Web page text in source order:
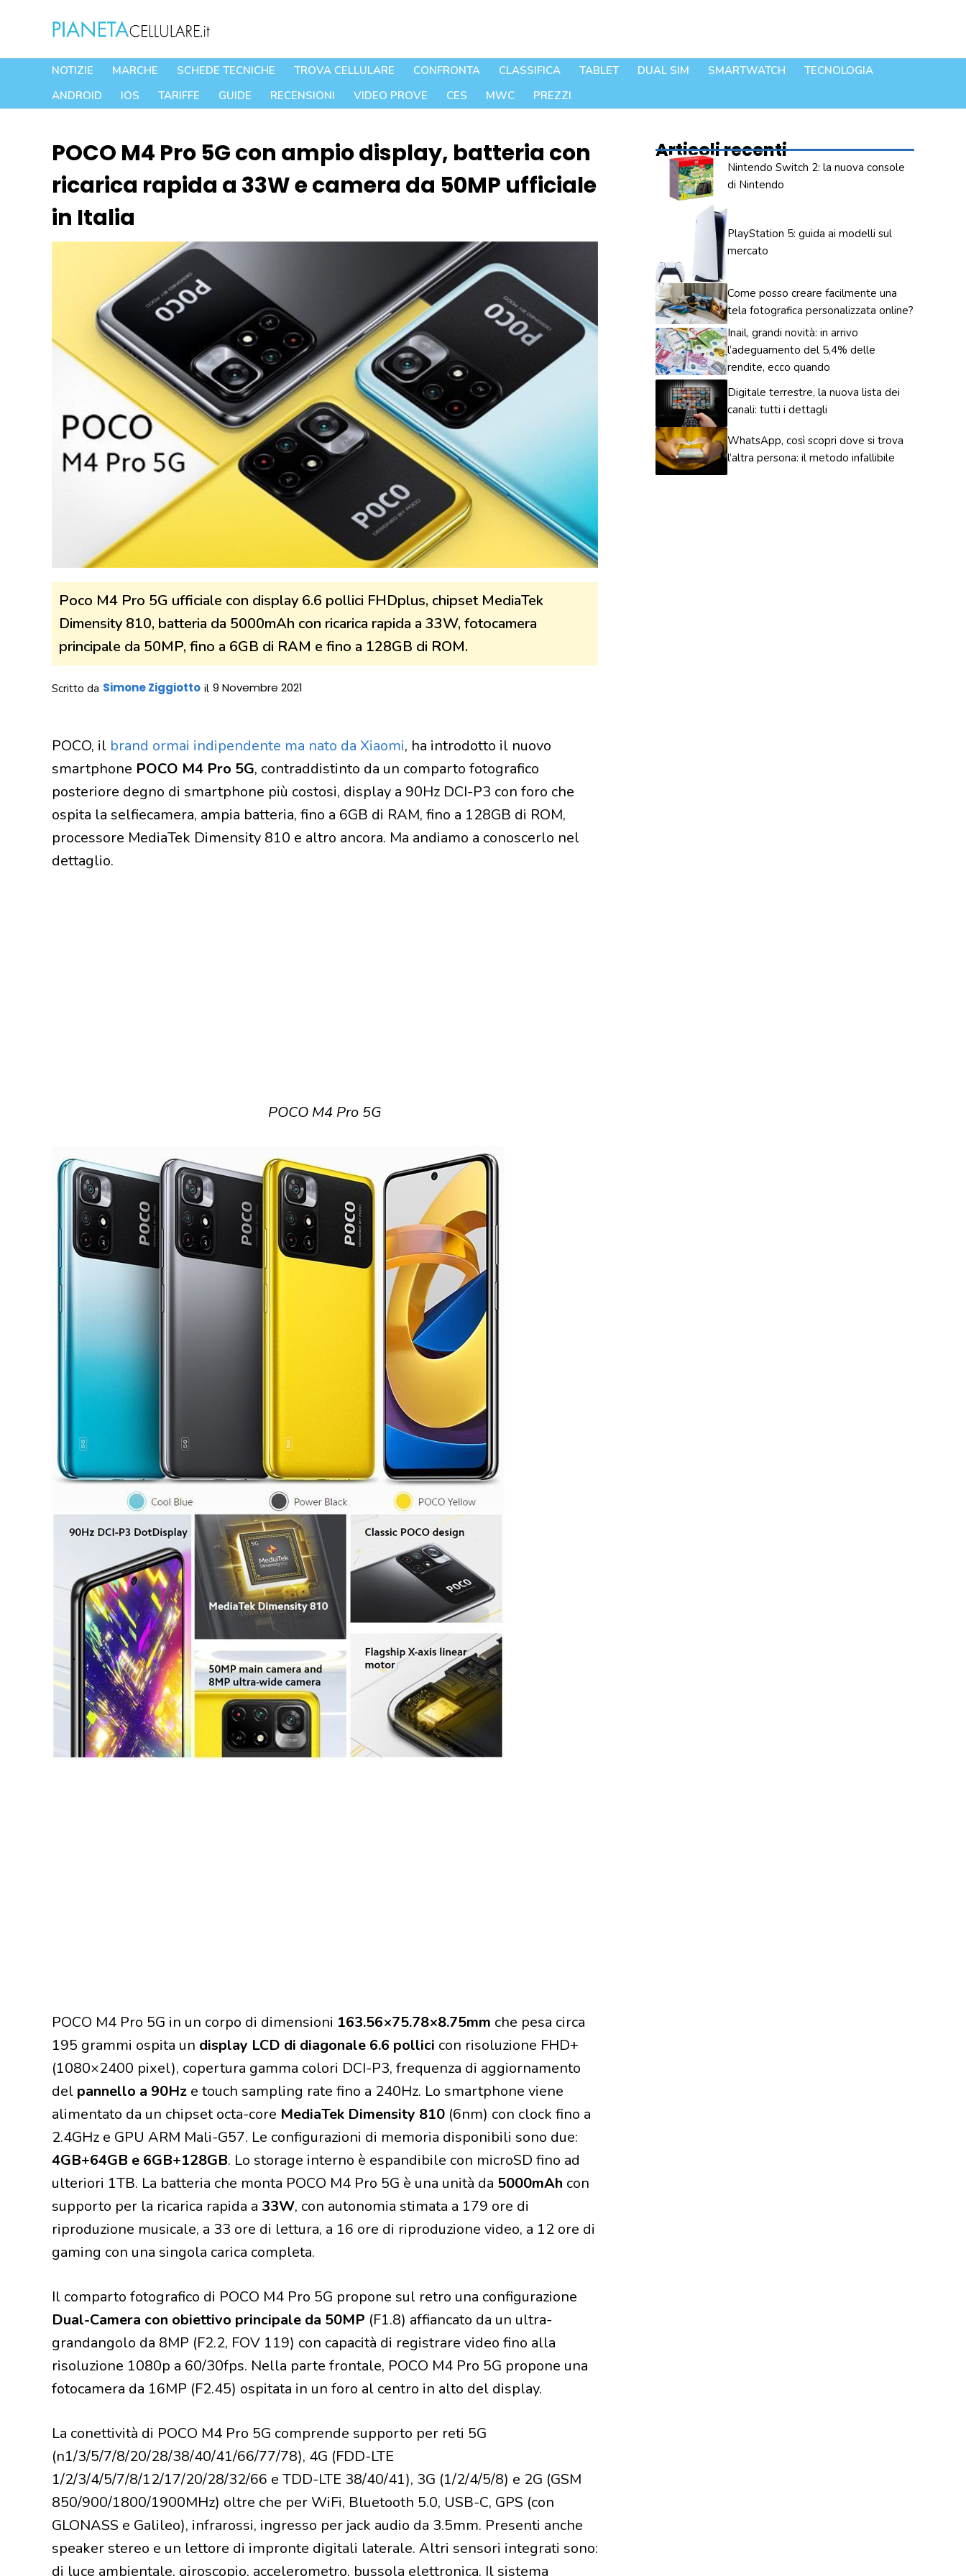
contenuto
NOTIZIE MARCHE SCHEDE TECNICHE TROVA CELLULARE CONFRONTA CLASSIFICA TABLET DUAL SIM SMARTWATCH
TECNOLOGIA
ANDROID
IOS TARIFFE GUIDE RECENSIONI VIDEO PROVE CES MWC PREZZI
POCO M4 Pro 5G con ampio display, batteria con
ricarica rapida a 33W e camera da 50MP ufficiale
in Italia
Poco M4 Pro 5G ufficiale con display 6.6 pollici FHDplus, chipset MediaTek
Dimensity 810, batteria da 5000mAh con ricarica rapida a 33W, fotocamera
principale da 50MP, fino a 6GB di RAM e fino a 128GB di ROM.
Scritto da Simone Ziggiotto il 9 Novembre 2021
POCO, il brand ormai indipendente ma nato da Xiaomi, ha introdotto il nuovo
smartphone POCO M4 Pro 5G, contraddistinto da un comparto fotografico
posteriore degno di smartphone più costosi, display a 90Hz DCI-P3 con foro che
ospita la selfiecamera, ampia batteria, fino a 6GB di RAM, fino a 128GB di ROM,
processore MediaTek Dimensity 810 e altro ancora. Ma andiamo a conoscerlo nel
dettaglio.
POCO M4 Pro 5G
POCO M4 Pro 5G in un corpo di dimensioni 163.56×75.78×8.75mm che pesa circa
195 grammi ospita un display LCD di diagonale 6.6 pollici con risoluzione FHD+
(1080×2400 pixel), copertura gamma colori DCI-P3, frequenza di aggiornamento
del pannello a 90Hz e touch sampling rate fino a 240Hz. Lo smartphone viene
alimentato da un chipset octa-core MediaTek Dimensity 810 (6nm) con clock fino a
2.4GHz e GPU ARM Mali-G57. Le configurazioni di memoria disponibili sono due:
4GB+64GB e 6GB+128GB. Lo storage interno è espandibile con microSD fino ad
ulteriori 1TB. La batteria che monta POCO M4 Pro 5G è una unità da 5000mAh con
supporto per la ricarica rapida a 33W, con autonomia stimata a 179 ore di
riproduzione musicale, a 33 ore di lettura, a 16 ore di riproduzione video, a 12 ore di
gaming con una singola carica completa.
Il comparto fotografico di POCO M4 Pro 5G propone sul retro una configurazione
Dual-Camera con obiettivo principale da 50MP (F1.8) affiancato da un ultra-
grandangolo da 8MP (F2.2, FOV 119) con capacità di registrare video fino alla
risoluzione 1080p a 60/30fps. Nella parte frontale, POCO M4 Pro 5G propone una
fotocamera da 16MP (F2.45) ospitata in un foro al centro in alto del display.
La conettività di POCO M4 Pro 5G comprende supporto per reti 5G
(n1/3/5/7/8/20/28/38/40/41/66/77/78), 4G (FDD-LTE
1/2/3/4/5/7/8/12/17/20/28/32/66 e TDD-LTE 38/40/41), 3G (1/2/4/5/8) e 2G (GSM
850/900/1800/1900MHz) oltre che per WiFi, Bluetooth 5.0, USB-C, GPS (con
GLONASS e Galileo), infrarossi, ingresso per jack audio da 3.5mm. Presenti anche
speaker stereo e un lettore di impronte digitali laterale. Altri sensori integrati sono:
di luce ambientale, giroscopio, accelerometro, bussola elettronica. Il sistema
Articoli recenti
Nintendo Switch 2: la nuova console
di Nintendo
PlayStation 5: guida ai modelli sul
mercato
Come posso creare facilmente una
tela fotografica personalizzata online?
Inail, grandi novità: in arrivo
l’adeguamento del 5,4% delle
rendite, ecco quando
Digitale terrestre, la nuova lista dei
canali: tutti i dettagli
WhatsApp, così scopri dove si trova
l’altra persona: il metodo infallibile